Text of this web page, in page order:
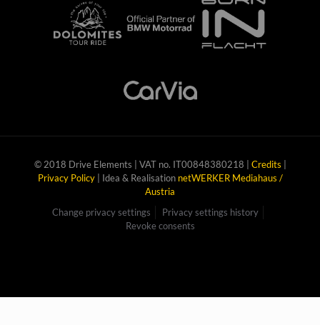
© 2018 Drive Elements | VAT no. IT00848380218 | Credits
Privacy Policy| Idea & Realisation netWERKER Mediahaus /
Austria
Change privacy settings
Privacy settings history
Revoke consents